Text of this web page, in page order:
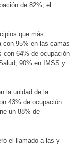
de 82%, el
que más
con 95% en las camas
con 64% de ocupación
90% en IMSS y
la unidad de la
43% de ocupación
un 88% de
el llamado a las y